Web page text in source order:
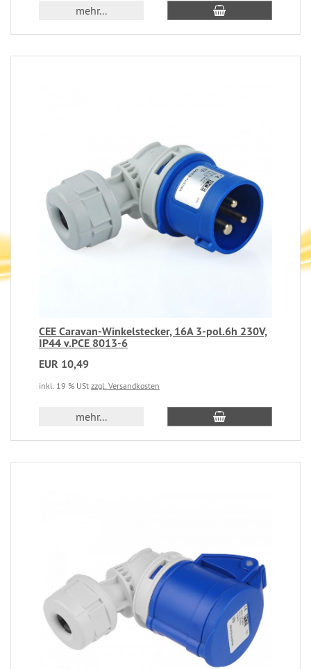
mehr...
CEE Caravan-Winkelstecker, 16A 3-pol.6h 230V,
IP44 v.PCE 8013-6
EUR 10,49
inkl. 19 % USt zzgl. Versandkosten
mehr...